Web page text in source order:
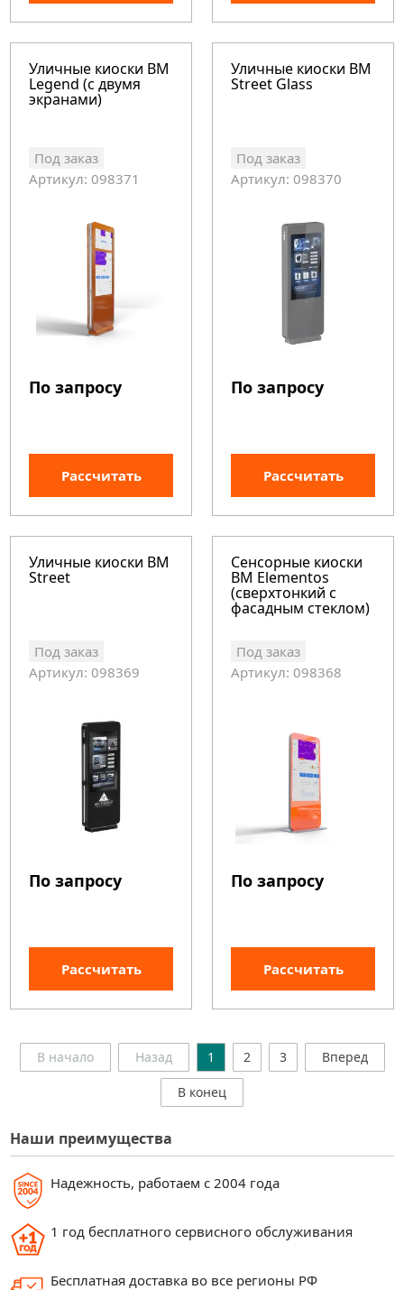
Наши преимущества
Надежность, работаем с 2004 года
1 год бесплатного сервисного обслуживания
Бесплатная доставка во все регионы РФ
Уличные киоски BM
Legend (с двумя
экранами)
Под заказ
Артикул: 098371
По запросу
Рассчитать
Уличные киоски BM
Street Glass
Под заказ
Артикул: 098370
По запросу
Рассчитать
Уличные киоски BM
Street
Под заказ
Артикул: 098369
По запросу
Рассчитать
Сенсорные киоски
BM Elementos
(сверхтонкий с
фасадным стеклом)
Под заказ
Артикул: 098368
По запросу
Рассчитать
В начало Назад 1 2 3 Вперед
В конец